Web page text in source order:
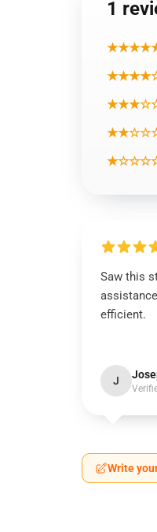
1
Saw this
efficient.
J
Write